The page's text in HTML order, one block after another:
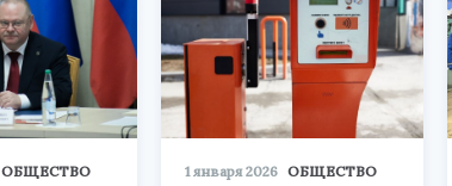
ОБЩЕСТВО 1 января 2026 ОБЩЕСТВО